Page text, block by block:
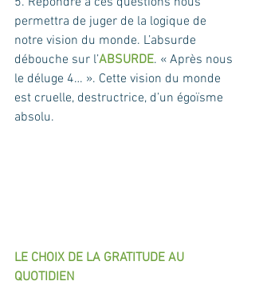
permettra de juger de la logique de
notre vision du monde. L’absurde
débouche sur l’ABSURDE. « Après nous
le déluge 4… ». Cette vision du monde
est cruelle, destructrice, d’un égoïsme
absolu.
LE CHOIX DE LA GRATITUDE AU
QUOTIDIEN